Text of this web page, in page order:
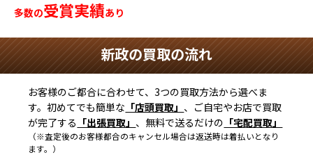
多数の受賞実績あり
新政の買取の流れ
お客様のご都合に合わせて、3つの買取方法から選べま
す。初めてでも簡単な 「店頭買取」 、ご自宅やお店で買取
が完了する 「出張買取」 、無料で送るだけの 「宅配買取」
（※査定後のお客様都合のキャンセル場合は返送時は着払いとなり
ます。）